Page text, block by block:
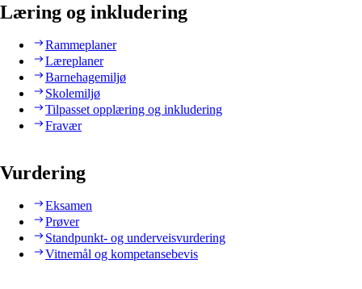
Læring og inkludering
Rammeplaner
Læreplaner
Barnehagemiljø
Skolemiljø
Tilpasset opplæring og inkludering
Fravær
Vurdering
Eksamen
Prøver
Standpunkt- og underveisvurdering
Vitnemål og kompetansebevis